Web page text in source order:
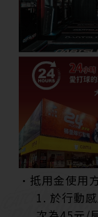
•抵用金使用
1. 於行動